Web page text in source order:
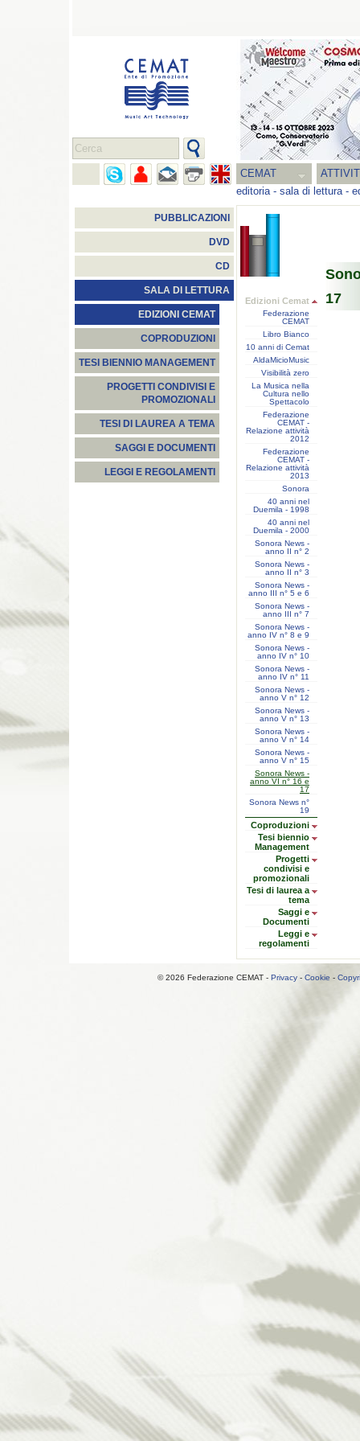
CEMAT
editoria- sala di lettura-
PUBBLICAZIONI
DVD
CD
SALA DI LETTURA
EDIZIONI CEMAT
COPRODUZIONI
TESI BIENNIO MANAGEMENT
PROGETTI CONDIVISI E
PROMOZIONALI
TESI DI LAUREA A TEMA
SAGGI E DOCUMENTI
LEGGI E REGOLAMENTI
Edizioni Cemat
Federazione
CEMAT
Libro Bianco
10 anni di Cemat
AldaMicioMusic
Visibilità zero
La Musica nella
Cultura nello
Spettacolo
Federazione
CEMAT -
Relazione attività
2012
Federazione
CEMAT -
Relazione attività
2013
Sonora
40 anni nel
Duemila - 1998
40 anni nel
Duemila - 2000
Sonora News -
anno II n° 2
Sonora News -
anno II n° 3
Sonora News -
anno III n° 5 e 6
Sonora News -
anno III n° 7
Sonora News -
anno IV n° 8 e 9
Sonora News -
anno IV n° 10
Sonora News -
anno IV n° 11
Sonora News -
anno V n° 12
Sonora News -
anno V n° 13
Sonora News -
anno V n° 14
Sonora News -
anno V n° 15
Sonora News -
anno VI n° 16 e
17
Sonora News n°
19
Coproduzioni
Tesi biennio
Management
Progetti
condivisi e
promozionali
Tesi di laurea a
tema
Saggi e
Documenti
Leggi e
regolamenti
17
© 2026 Federazione CEMAT - Privacy- Cookie -